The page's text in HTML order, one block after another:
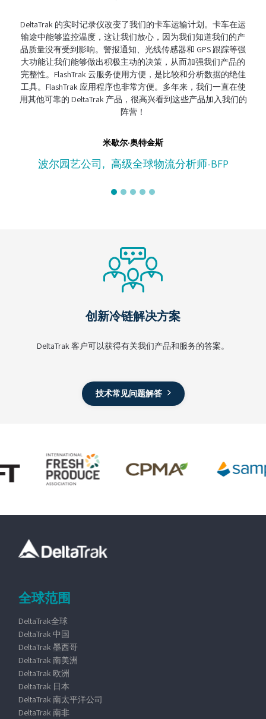
的实时记录仪改变了我们的卡车运输计划。卡车在运
中能够监控温度，这让我们放心，因为我们知道我们的产
量没有受到影响。警报通知、光线传感器和 GPS 跟踪等强
能让我们能够做出积极主动的决策，从而加强我们产品的
性。FlashTrak 云服务使用方便，是比较和分析数据的绝佳
。FlashTrak 应用程序也非常方便。多年来，我们一直在使
他可靠的 DeltaTrak 产品，很高兴看到这些产品加入我们的
米歇尔·奥特金斯
波尔园艺公司,高级全球物流分析师-BFP
说到（供应
伙伴。实时
义。它对用
复杂性，拥
创新冷链解决方案
DeltaTrak 客户可以获得有关我们产品和服务的答案。
技术常见问题解答
全球范围
DeltaTrak全球
DeltaTrak 中国
DeltaTrak 墨西哥
DeltaTrak 南美洲
DeltaTrak 欧洲
DeltaTrak 日本
DeltaTrak 南太平洋公司
DeltaTrak 南非